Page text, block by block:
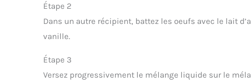
Étape 2
Dans un autre récipient, battez les oeufs avec le lait
vanille.
Étape 3
Versez progressivement le mélange liquide sur le